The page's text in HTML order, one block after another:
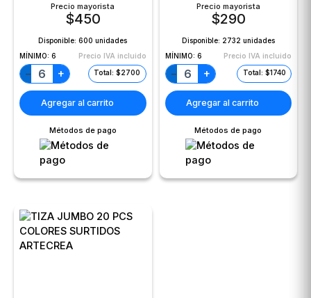
Precio mayorista
$450
Disponible:600 unidades
MÍNIMO: 6 Precio IVA incluido
− + Total: $2700
Agregar al carrito
Métodos de pago
Precio mayorista
$290
Disponible: 2732 unidades
MÍNIMO: 6 Precio IVA incluido
− + Total: $1740
Agregar al carrito
Métodos de pago